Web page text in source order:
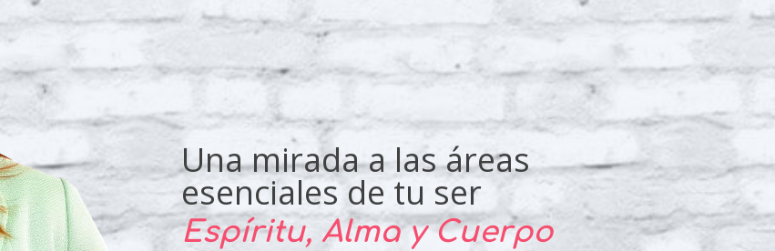
Una mirada a las áreas
esenciales de tu ser
Espíritu, Alma y Cuerpo